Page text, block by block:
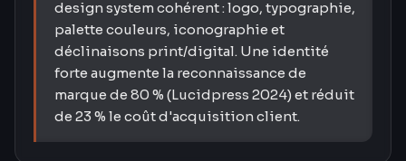
design system cohérent : logo, typographie,
palette couleurs, iconographie et
déclinaisons print/digital. Une identité
forte augmente la reconnaissance de
marque de 80 % (Lucidpress 2024) et réduit
de 23 % le coût d'acquisition client.